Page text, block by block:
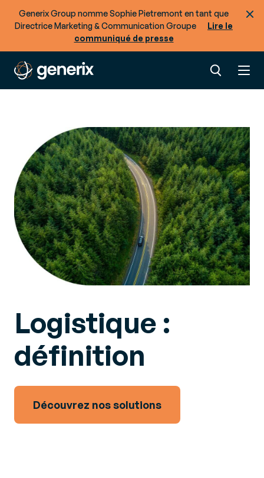
Generix Group nomme Sophie Pietremont en tant que
Directrice Marketing & Communication Groupe
Lire le
communiqué de presse
Logistique :
définition
Découvrez nos solutions